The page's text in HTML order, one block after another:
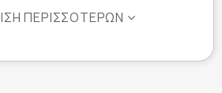
κόκκινη μαγιά ρυζιού.
βοηθά στη διατήρηση
ΠΕΡΙΣΣΌΤΕΡΩΝ